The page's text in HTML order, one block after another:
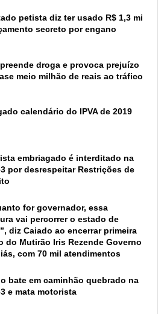
petista diz ter usado R$ 1,3 mi
secreto por engano
droga e provoca prejuízo
meio milhão de reais ao tráfico
calendário do IPVA de 2019
embriagado é interditado na
por desrespeitar Restrições de
for governador, essa
vai percorrer o estado de
diz Caiado ao encerrar primeira
do Mutirão Iris Rezende Governo
com 70 mil atendimentos
bate em caminhão quebrado na
e mata motorista